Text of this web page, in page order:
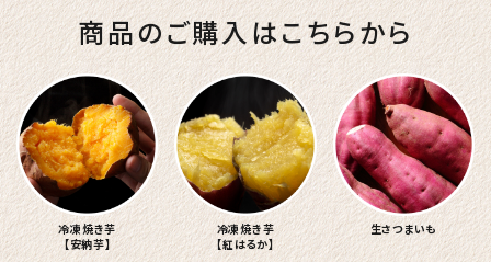
商品のご購入はこちらから
冷凍焼き芋
【安納芋】
冷凍焼き芋
【紅はるか】
生さつまいも